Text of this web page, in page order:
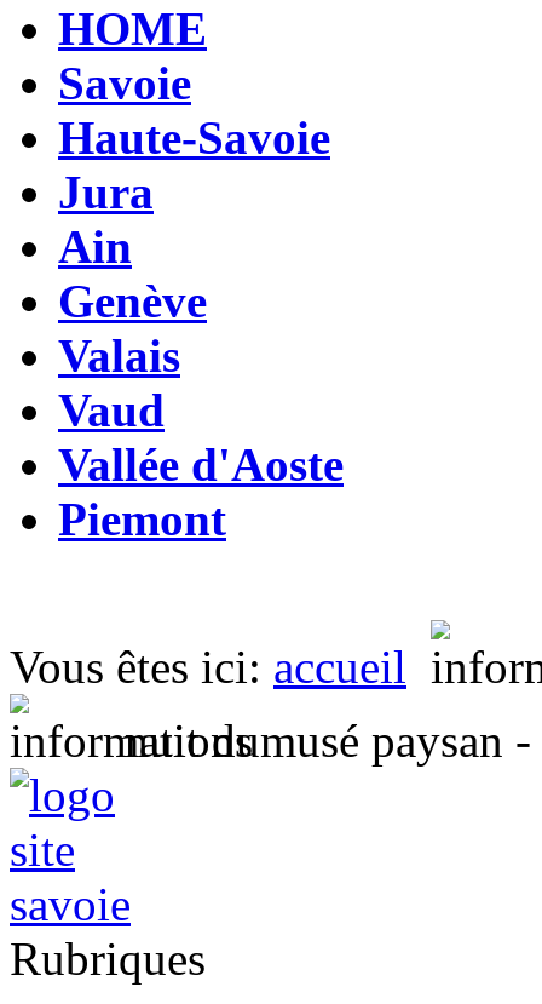
HOME
Savoie
Haute-Savoie
Jura
Ain
Genève
Valais
Vaud
Vallée d'Aoste
Piemont
Vous êtes ici: accueil
nuit dumusé paysan
Rubriques